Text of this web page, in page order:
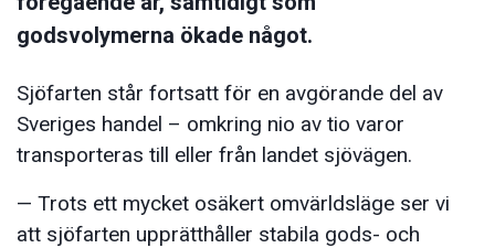
godsvolymerna ökade något.
Sjöfarten står fortsatt för en avgörande del av
Sveriges handel – omkring nio av tio varor
transporteras till eller från landet sjövägen.
— Trots ett mycket osäkert omvärldsläge ser vi
att sjöfarten upprätthåller stabila gods- och